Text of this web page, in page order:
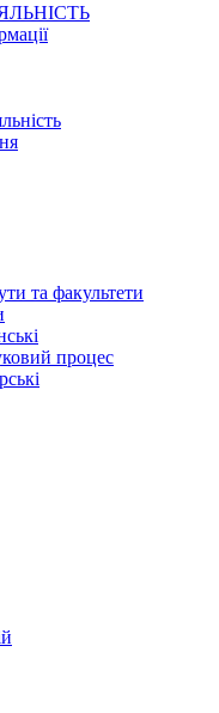
та факультети
процес